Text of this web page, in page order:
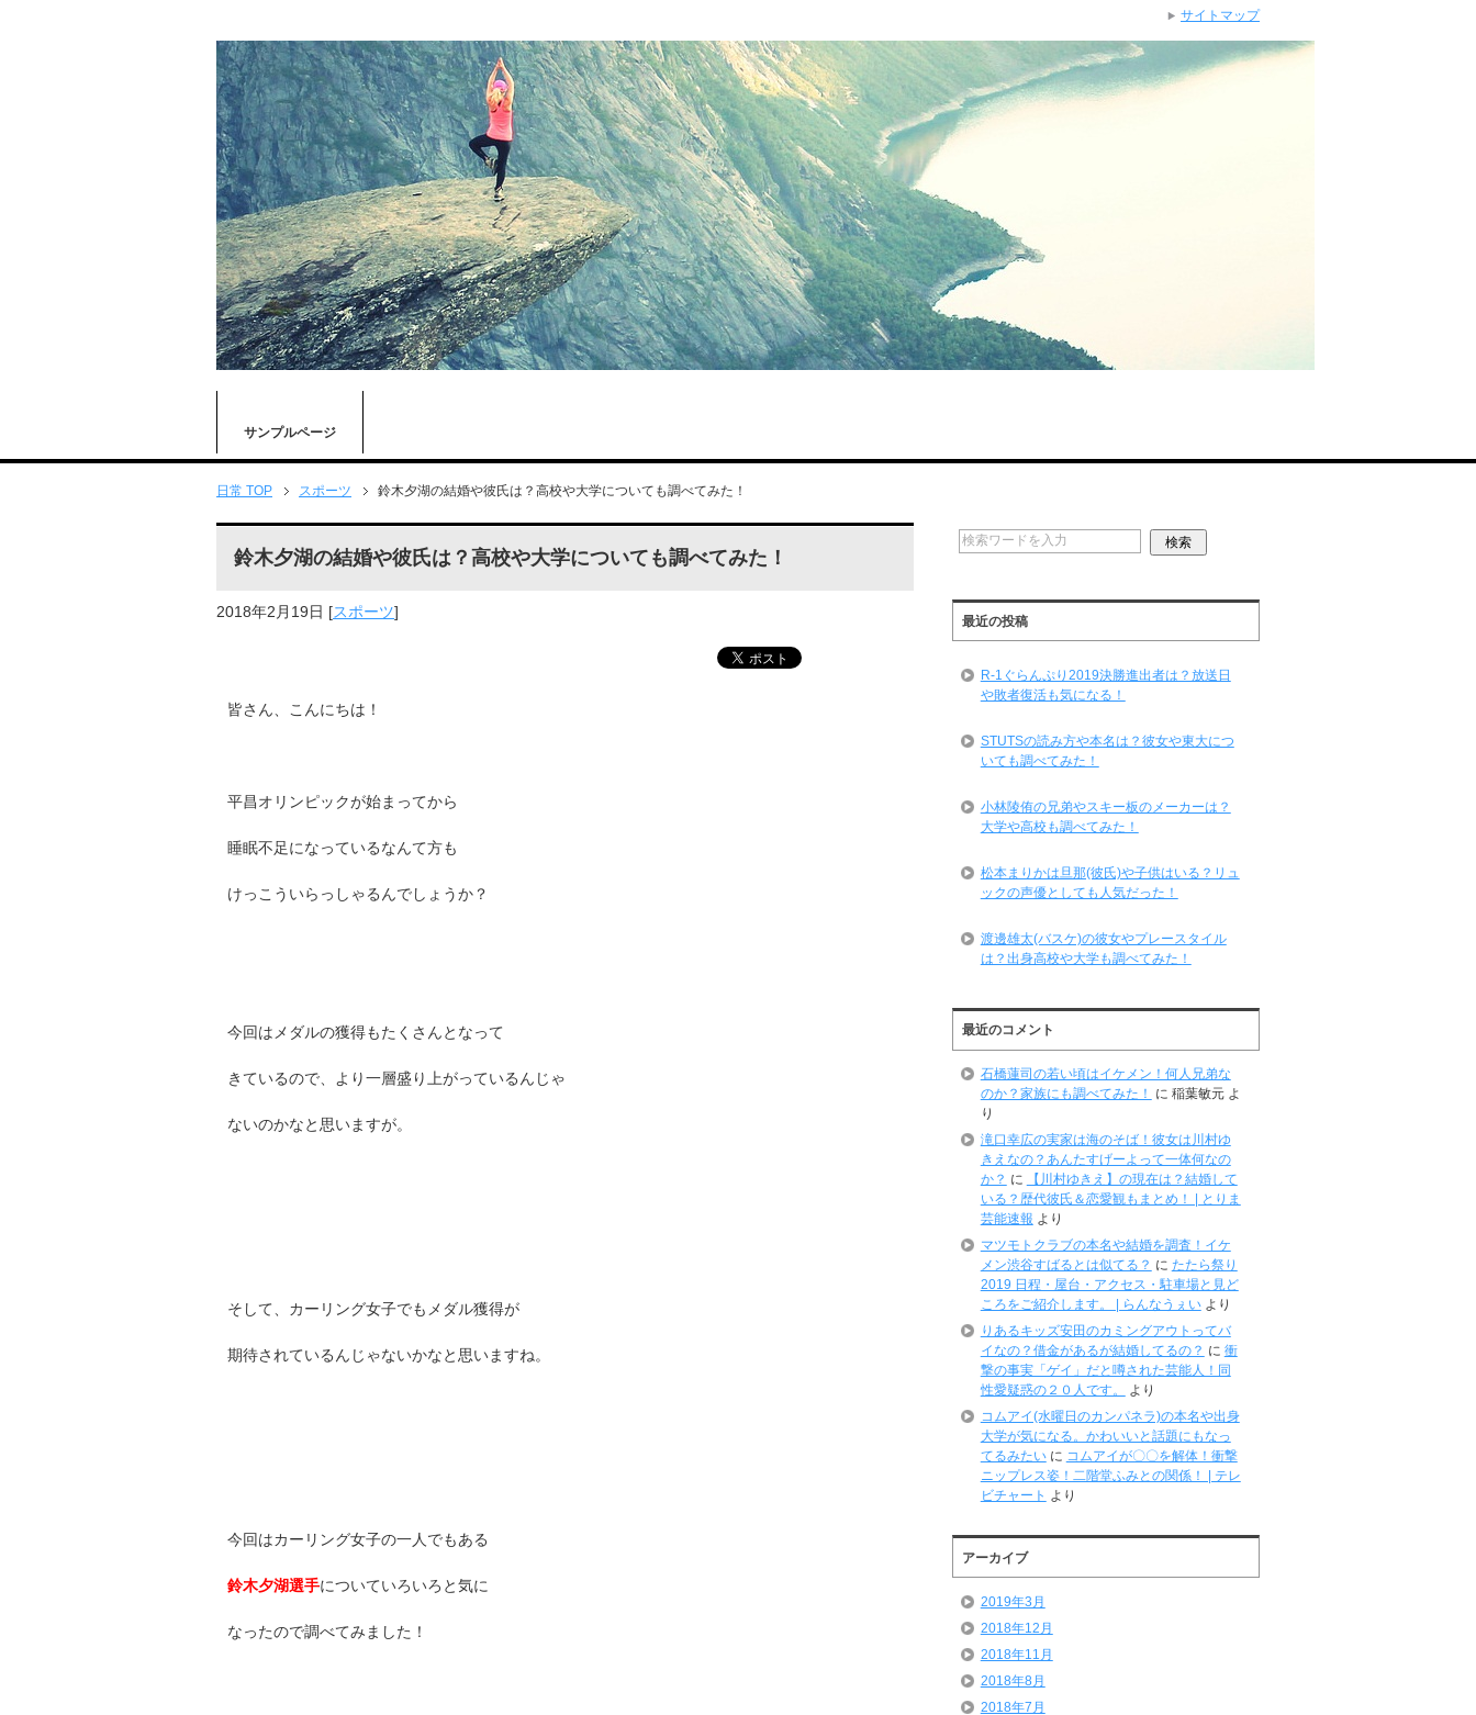
サンプルページ
日常 TOP スポーツ 鈴木夕湖の結婚や彼氏は？高校や大学についても調べてみた！
鈴木夕湖の結婚や彼氏は？高校や大学についても調べてみた！
2018年2月19日 [スポーツ]
皆さん、こんにちは！
平昌オリンピックが始まってから
睡眠不足になっているなんて方も
けっこういらっしゃるんでしょうか？
今回はメダルの獲得もたくさんとなって
きているので、より一層盛り上がっているんじゃ
ないのかなと思いますが。
そして、カーリング女子でもメダル獲得が
期待されているんじゃないかなと思いますね。
今回はカーリング女子の一人でもある
鈴木夕湖選手についていろいろと気に
なったので調べてみました！
最近の投稿
R-1ぐらんぷり2019決勝進出者は？放送日
や敗者復活も気になる！
STUTSの読み方や本名は？彼女や東大につ
いても調べてみた！
小林陵侑の兄弟やスキー板のメーカーは？
大学や高校も調べてみた！
松本まりかは旦那(彼氏)や子供はいる？リュ
ックの声優としても人気だった！
渡邊雄太(バスケ)の彼女やプレースタイル
は？出身高校や大学も調べてみた！
最近のコメント
石橋蓮司の若い頃はイケメン！何人兄弟な
のか？家族にも調べてみた！
に 稲葉敏元よ
り
滝口幸広の実家は海のそば！彼女は川村ゆ
きえなの？あんたすげーよって一体何なの
か？ に
【川村ゆきえ】の現在は？結婚して
いる？歴代彼氏＆恋愛観もまとめ！ | とりま
芸能速報 より
マツモトクラブの本名や結婚を調査！イケ
メン渋谷すばるとは似てる？ に たたら祭り
2019 日程・屋台・アクセス・駐車場と見ど
ころをご紹介します。 | らんなうぇいより
りあるキッズ安田のカミングアウトってバ
イなの？借金があるが結婚してるの？ に 衝
撃の事実「ゲイ」だと噂された芸能人！同
性愛疑惑の２０人です。
より
コムアイ(水曜日のカンパネラ)の本名や出身
大学が気になる。かわいいと話題にもなっ
てるみたいに コムアイが〇〇を解体！衝撃
ニップレス姿！二階堂ふみとの関係！ | テレ
ビチャート より
アーカイブ
2019年3月
2018年12月
2018年11月
2018年8月
2018年7月
サイトマップ